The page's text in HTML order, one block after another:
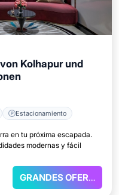
Kolhapur und
Estacionamiento
en tu próxima escapada.
modernas y fácil
GRANDES OFERTAS